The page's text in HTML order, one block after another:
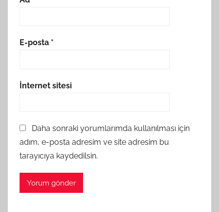
E-posta *
İnternet sitesi
Daha sonraki yorumlarımda kullanılması için
adım, e-posta adresim ve site adresim bu
tarayıcıya kaydedilsin.